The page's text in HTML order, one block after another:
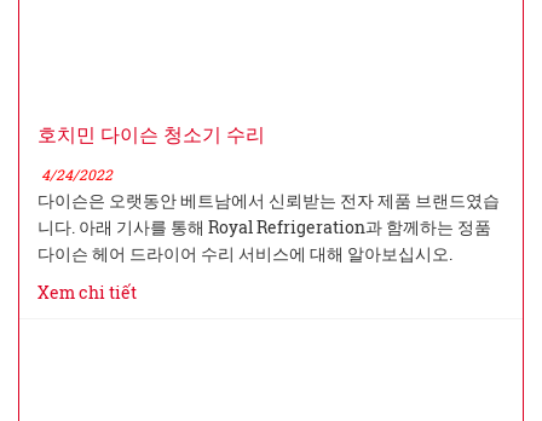
호치민 다이슨 청소기 수리
4/24/2022
다이슨은 오랫동안 베트남에서 신뢰받는 전자 제품 브랜드였습
니다. 아래 기사를 통해 Royal Refrigeration과 함께하는 정품
다이슨 헤어 드라이어 수리 서비스에 대해 알아보십시오.
Xem chi tiết